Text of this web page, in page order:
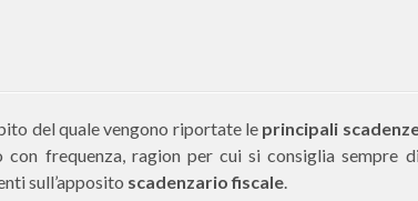
del quale vengono riportate le principali
frequenza, ragion per cui si consiglia sempre di
sull’apposito scadenzario fiscale.